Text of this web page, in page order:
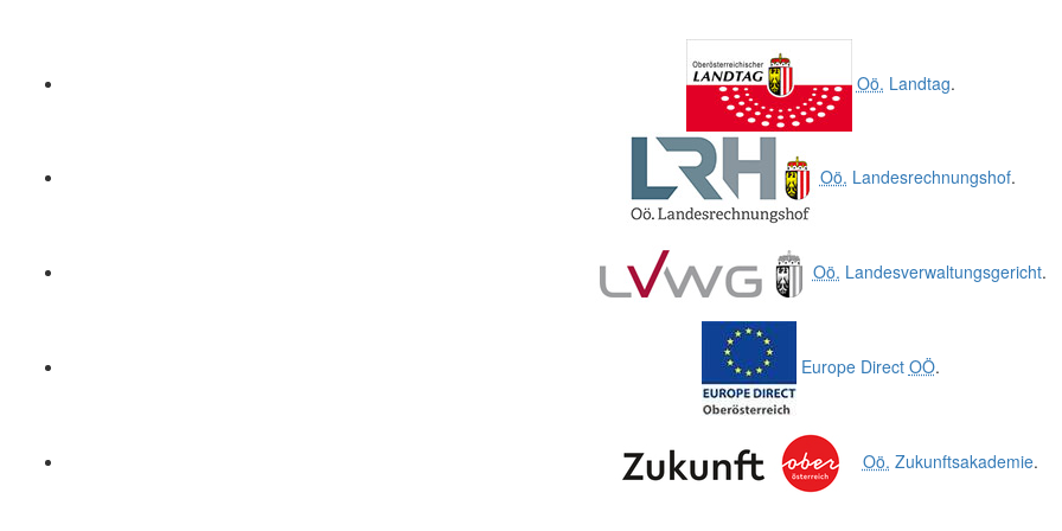
Oö. Landtag.
Oö. Landesrechnungshof.
Oö. Landesverwaltungsgericht.
Europe Direct OÖ.
Oö. Zukunftsakademie.